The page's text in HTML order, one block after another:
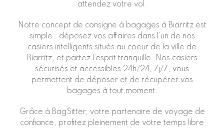
attendez votre vol.
Notre concept de consigne à bagages à Biarritz est
simple : déposez vos affaires dans l’un de nos
casiers intelligents situés au coeur de la ville de
Biarritz, et partez l’esprit tranquille. Nos casiers
sécurisés et accessibles 24h/24, 7j/7, vous
permettent de déposer et de récupérer vos
bagages à tout moment.
Grâce à BagSitter, votre partenaire de voyage de
confiance, profitez pleinement de votre temps libre